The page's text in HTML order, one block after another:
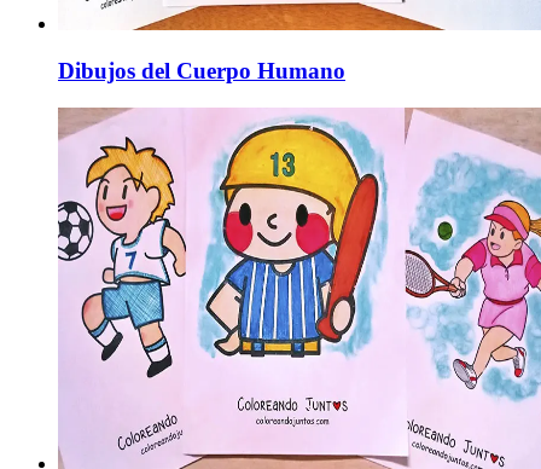
Dibujos del Cuerpo Humano